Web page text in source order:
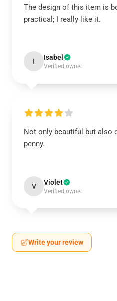
The design of this item is
practical; I really like it.
I Isabel
Verified owner
Not only beautiful but also
penny.
V Violet
Verified owner
Write your review